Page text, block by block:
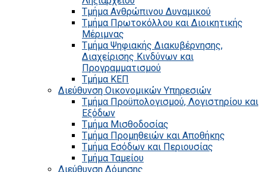
Τμήμα Ανθρώπινου Δυναμικού
Τμήμα Πρωτοκόλλου και Διοικητικής
Μέριμνας
Τμήμα Ψηφιακής Διακυβέρνησης,
Διαχείρισης Κινδύνων και
Προγραμματισμού
Τμήμα ΚΕΠ
Διεύθυνση Οικονομικών Υπηρεσιών
Τμήμα Προϋπολογισμού, Λογιστηρίου και
Εξόδων
Τμήμα Μισθοδοσίας
Τμήμα Προμηθειών και Αποθήκης
Τμήμα Εσόδων και Περιουσίας
Τμήμα Ταμείου
Διεύθυνση Δόμησης